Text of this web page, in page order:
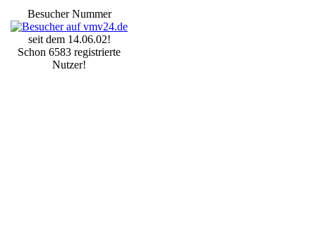
Besucher Nummer
seit dem 14.06.02!
Schon 6583 registrierte
Nutzer!